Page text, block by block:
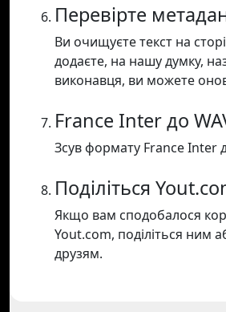
Перевірте
Ви очищуєте текст на
додаєте, на нашу думку,
виконавця, ви можете
France Inter до
Зсув формату France Inter
Поділіться
Якщо вам сподобалося
Yout.com, поділіться ним
друзям.